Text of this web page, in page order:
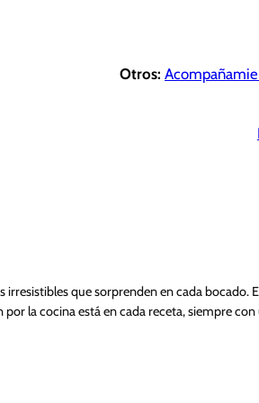
Otros:
que sorprenden en cada bocado.
la cocina está en cada receta, siempre